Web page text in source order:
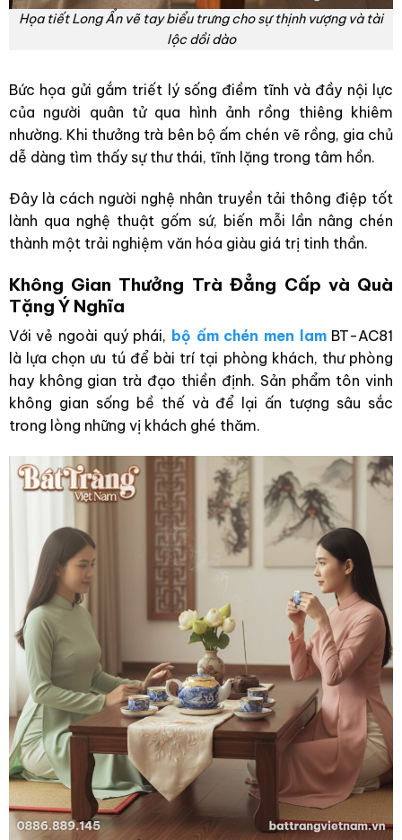
Họa tiết Long Ẩn vẽ tay biểu trưng cho sự thịnh vượng và tài
lộc dồi dào
Bức họa gửi gắm triết lý sống điềm tĩnh và đầy nội lực
của người quân tử qua hình ảnh rồng thiêng khiêm
nhường. Khi thưởng trà bên bộ ấm chén vẽ rồng, gia chủ
dễ dàng tìm thấy sự thư thái, tĩnh lặng trong tâm hồn.
Đây là cách người nghệ nhân truyền tải thông điệp tốt
lành qua nghệ thuật gốm sứ, biến mỗi lần nâng chén
thành một trải nghiệm văn hóa giàu giá trị tinh thần.
Không Gian Thưởng Trà Đẳng Cấp và Quà
Tặng Ý Nghĩa
Với vẻ ngoài quý phái, bộ ấm chén men lamBT-AC81
là lựa chọn ưu tú để bài trí tại phòng khách, thư phòng
hay không gian trà đạo thiền định. Sản phẩm tôn vinh
không gian sống bề thế và để lại ấn tượng sâu sắc
trong lòng những vị khách ghé thăm.